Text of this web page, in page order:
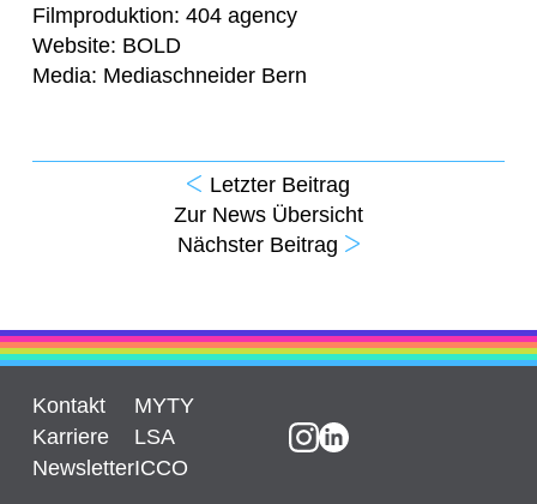
Filmproduktion: 404 agency
Website: BOLD
Media: Mediaschneider Bern
Letzter Beitrag
Zur News Übersicht
Nächster Beitrag
Kontakt
Karriere
Newsletter
MYTY
LSA
ICCO